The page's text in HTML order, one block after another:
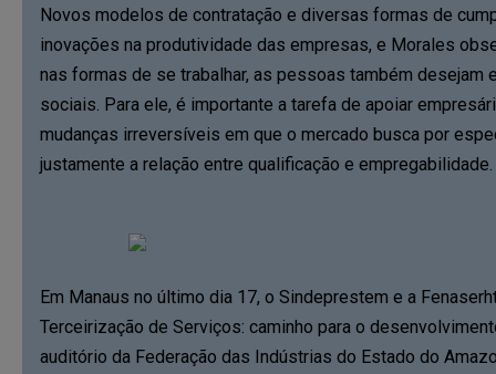
Novos modelos de contratação e diversas formas de
inovações na produtividade das empresas, e Morales
nas formas de se trabalhar, as pessoas também
sociais. Para ele, é importante a tarefa de apoiar
mudanças irreversíveis em que o mercado busca por
justamente a relação entre qualificação e empregabilidade.
Em Manaus no último dia 17, o Sindeprestem e a
Terceirização de Serviços: caminho para o
auditório da Federação das Indústrias do Estado do